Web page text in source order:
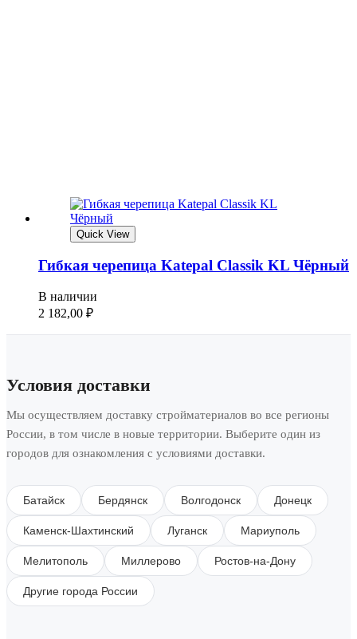
Quick View
Гибкая черепица Katepal Classik KL Чёрный
В наличии
2 182,00 ₽
Условия доставки
Мы осуществляем доставку стройматериалов во все регионы
России, в том числе в новые территории. Выберите один из
городов для ознакомления с условиями доставки.
Батайск Бердянск Волгодонск Донецк
Каменск-Шахтинский Луганск Мариуполь
Мелитополь Миллерово Ростов-на-Дону
Другие города России